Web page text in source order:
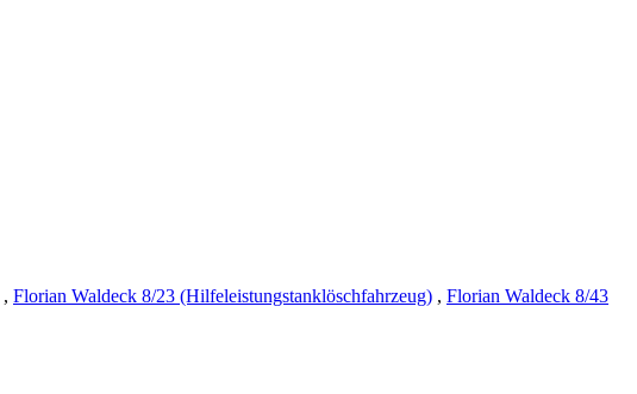
, Florian Waldeck 8/23 (Hilfeleistungstanklöschfahrzeug) , Florian Waldeck 8/43